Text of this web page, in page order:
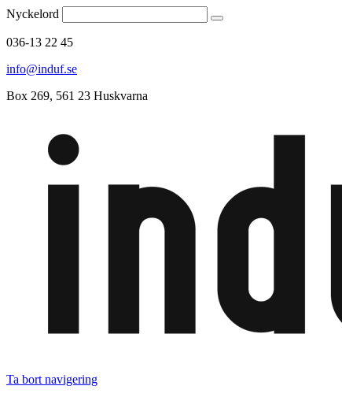
Nyckelord
036-13 22 45
info@induf.se
Box 269, 561 23 Huskvarna
Ta bort navigering